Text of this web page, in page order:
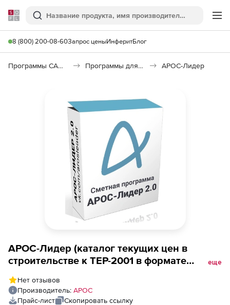
Softline
Поиск
8 (800) 200-08-60Запрос ценыИнферитБлог
Программы САПР и ГИС Программы для документооборота АРОС-Лидер
АРОС-Лидер (каталог текущих цен в
строительстве к ТЕР-2001 в формате
Стройинформресурс, за 1 месяц),
Мурманская область 2-е и последующие
еще
Нет отзывов
Производитель: АРОС
Прайс-лист
Скопировать ссылку